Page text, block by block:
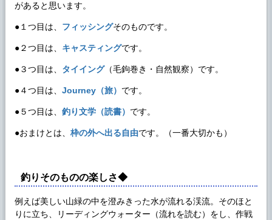
があると思います。
●１つ目は、 フィッシングそのものです。
●２つ目は、 キャスティングです。
●３つ目は、 タイイング（毛鉤巻き・自然観察）です。
●４つ目は、 Journey（旅） です。
●５つ目は、 釣り文学（読書） です。
●おまけとは、 枠の外へ出る自由です。（一番大切かも）
釣りそのものの楽しさ◆
例えば美しい山緑の中を澄みきった水が流れる渓流。そのほと
りに立ち、リーディングウォーター（流れを読む）をし、作戦